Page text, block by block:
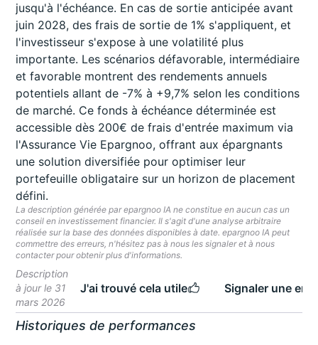
jusqu'à l'échéance. En cas de sortie anticipée avant
juin 2028, des frais de sortie de 1% s'appliquent, et
l'investisseur s'expose à une volatilité plus
importante. Les scénarios défavorable, intermédiaire
et favorable montrent des rendements annuels
potentiels allant de -7% à +9,7% selon les conditions
de marché. Ce fonds à échéance déterminée est
accessible dès 200€ de frais d'entrée maximum via
l'Assurance Vie Epargnoo, offrant aux épargnants
une solution diversifiée pour optimiser leur
portefeuille obligataire sur un horizon de placement
défini.
La description générée par epargnoo IA ne constitue en aucun cas un
conseil en investissement financier. Il s'agit d'une analyse arbitraire
réalisée sur la base des données disponibles à date. epargnoo IA peut
commettre des erreurs, n'hésitez pas à nous les signaler et à nous
contacter pour obtenir plus d'informations.
Description
à jour le 31
mars 2026
J'ai trouvé cela utile Signaler une
Historiques de performances